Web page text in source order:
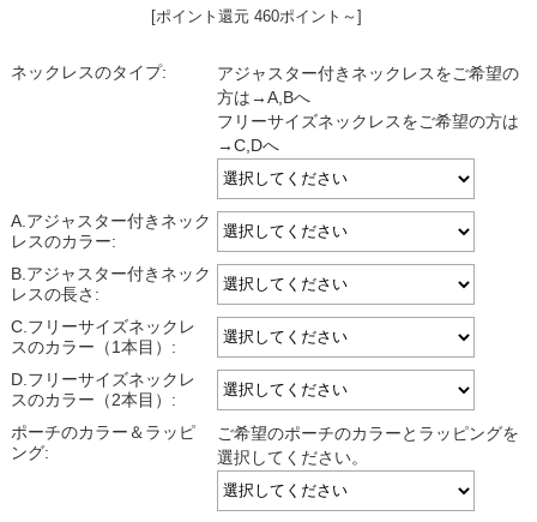
[ポイント還元 460ポイント～]
ネックレスのタイプ:
アジャスター付きネックレスをご希望の
方は→A,Bへ
フリーサイズネックレスをご希望の方は
→C,Dへ
A.アジャスター付きネック
レスのカラー:
B.アジャスター付きネック
レスの長さ:
C.フリーサイズネックレ
スのカラー（1本目）:
D.フリーサイズネックレ
スのカラー（2本目）:
ポーチのカラー＆ラッピ
ング:
ご希望のポーチのカラーとラッピングを
選択してください。